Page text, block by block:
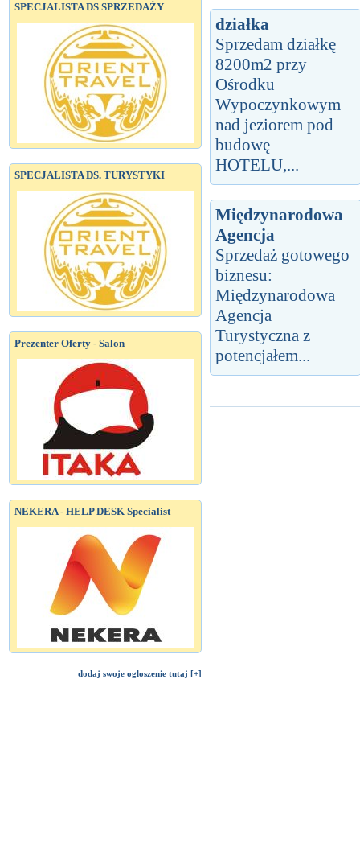
SPECJALISTA DS SPRZEDAŻY
SPECJALISTA DS. TURYSTYKI
Prezenter Oferty - Salon
NEKERA - HELP DESK Specialist
dodaj swoje ogłoszenie tutaj [+]
działka
Sprzedam działkę
8200m2 przy
Ośrodku
Wypoczynkowym
nad jeziorem pod
budowę
HOTELU,...
Międzynarodowa
Agencja
Sprzedaż gotowego
biznesu:
Międzynarodowa
Agencja
Turystyczna z
potencjałem...